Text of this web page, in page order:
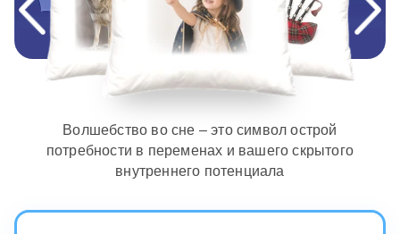
Волшебство во сне – это символ острой
потребности в переменах и вашего скрытого
внутреннего потенциала